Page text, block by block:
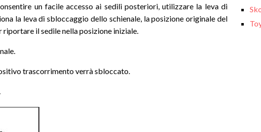
un facile accesso ai sedili posteriori, utilizzare la leva di
la leva di sbloccaggio dello schienale, la posizione originale del
il sedile nella posizione iniziale.
trascorrimento verrà sbloccato.